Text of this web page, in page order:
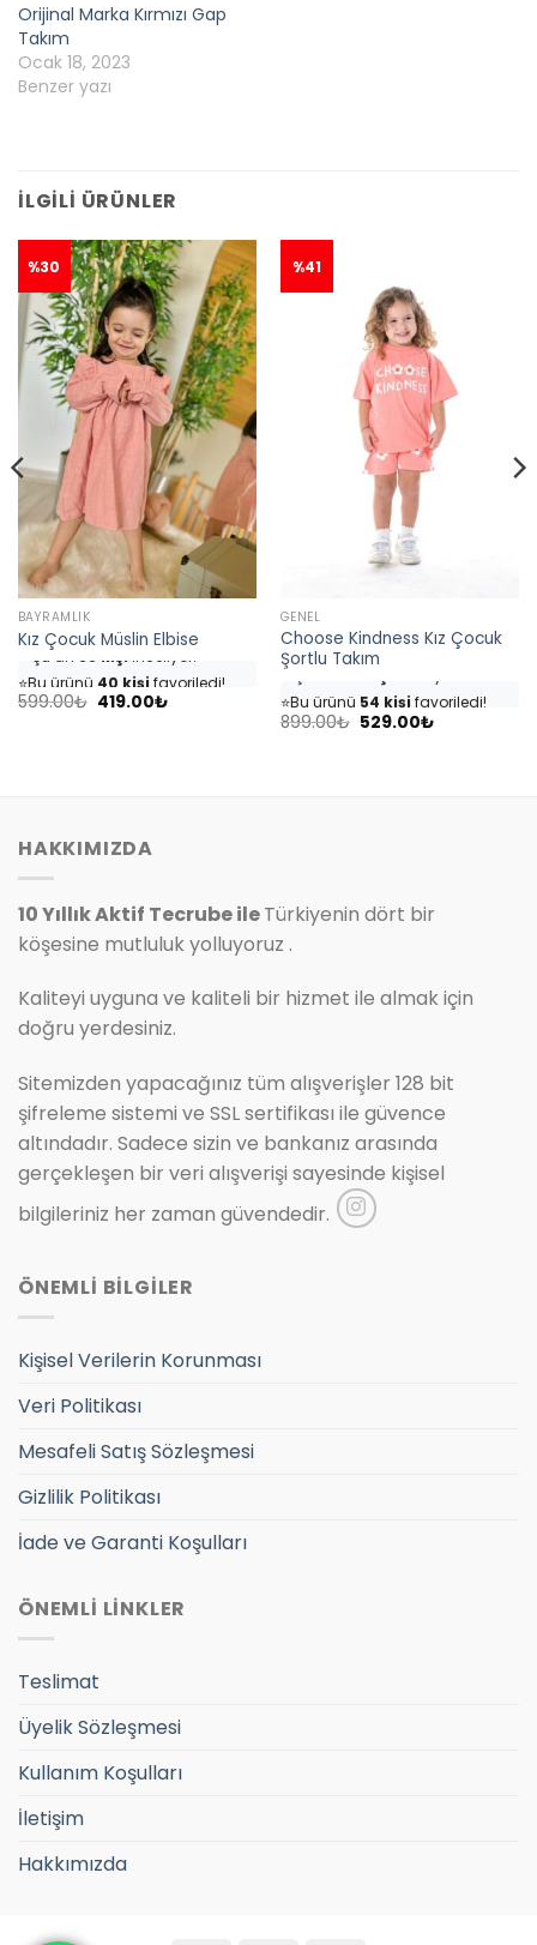
Orijinal Marka Kırmızı Gap
Takım
Ocak 18, 2023
Benzer yazı
İLGILI ÜRÜNLER
%30
BAYRAMLIK
Kız Çocuk Müslin Elbise
👀Şu an35 kişiinceliyor!
⭐️Bu ürünü 40 kişi favoriledi!
🛒18 kişisepetine ekledi!
599.00₺ Orijinal
419.00₺Şu
%41
GENEL
Choose Kindness Kız Çocuk
Şortlu Takım
👀Şu an46 kişi
⭐️Bu ürünü 54 kişi favoriledi!
🛒25 kişisepetine ekledi!
899.00₺ Orijinal
529.00₺Şu
HAKKIMIZDA
10 Yıllık Aktif Tecrube ileTürkiyenin dört bir
köşesine mutluluk yolluyoruz .
Kaliteyi uyguna ve kaliteli bir hizmet ile almak için
doğru yerdesiniz.
Sitemizden yapacağınız tüm alışverişler 128 bit
şifreleme sistemi ve SSL sertifikası ile güvence
altındadır. Sadece sizin ve bankanız arasında
gerçekleşen bir veri alışverişi sayesinde kişisel
bilgileriniz her zaman güvendedir.
ÖNEMLİ BİLGİLER
Kişisel Verilerin Korunması
Veri Politikası
Mesafeli Satış Sözleşmesi
Gizlilik Politikası
İade ve Garanti Koşulları
ÖNEMLİ LİNKLER
Teslimat
Üyelik Sözleşmesi
Kullanım Koşulları
İletişim
Hakkımızda